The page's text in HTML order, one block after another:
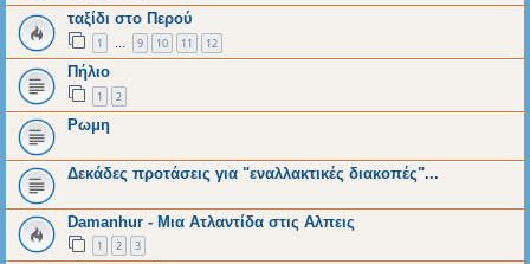
ταξίδι στο Περού
1 … 9 10 11 12
Πήλιο
1 2
Ρωμη
Δεκάδες προτάσεις για "εναλλακτικές διακοπές"...
Damanhur - Μια Ατλαντίδα στις Αλπεις
1 2 3